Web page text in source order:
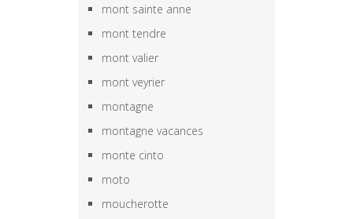
mont sainte anne
mont tendre
mont valier
mont veyrier
montagne
montagne vacances
monte cinto
moto
moucherotte